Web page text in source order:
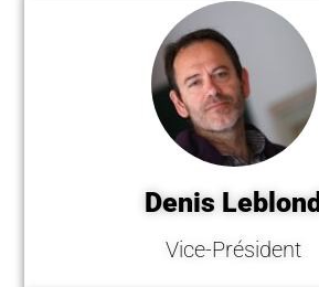
Denis Leblond
Vice-Président